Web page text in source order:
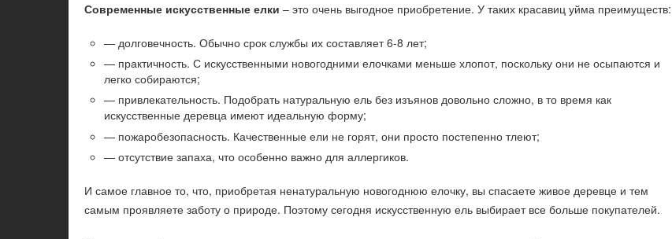
Современные искусственные елки – это очень выгодное приобретение. У таких красавиц уйма преимуществ:
— долговечность. Обычно срок службы их составляет 6-8 лет;
— практичность. С искусственными новогодними елочками меньше хлопот, поскольку они не осыпаются и
легко собираются;
— привлекательность. Подобрать натуральную ель без изъянов довольно сложно, в то время как
искусственные деревца имеют идеальную форму;
— пожаробезопасность. Качественные ели не горят, они просто постепенно тлеют;
— отсутствие запаха, что особенно важно для аллергиков.
И самое главное то, что, приобретая ненатуральную новогоднюю елочку, вы спасаете живое деревце и тем
самым проявляете заботу о природе. Поэтому сегодня искусственную ель выбирает все больше покупателей.